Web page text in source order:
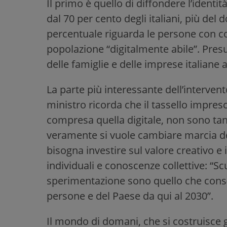
Il primo è quello di diffondere
dal 70 per cento degli italiani, più del
percentuale riguarda le persone con
popolazione “digitalmente abile”.
delle famiglie e delle imprese italiane
La parte più interessante
ministro ricorda che il tassello
compresa quella digitale, non sono
veramente si vuole cambiare marcia
bisogna investire sul valore creativo
individuali e conoscenze collettive:
sperimentazione sono quello che
persone e del Paese da qui al 2030”.
Il mondo di domani, che si costruisce